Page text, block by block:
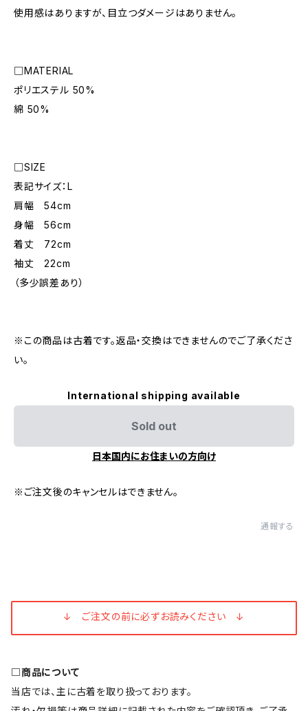
使用感はありますが、目立つダメージはありません。
□MATERIAL
ポリエステル 50%
綿 50%
□SIZE
表記サイズ：L
肩幅 54cm
身幅 56cm
着丈 72cm
袖丈 22cm
（多少誤差あり）
※この商品は古着です。返品・交換はできませんのでご了承くださ
い。
International shipping available
Sold out
日本国内にお住まいの方向け
※ご注文後のキャンセルはできません。
通報する
↓ ご注文の前に必ずお読みください ↓
□商品について
当店では、主に古着を取り扱っております。